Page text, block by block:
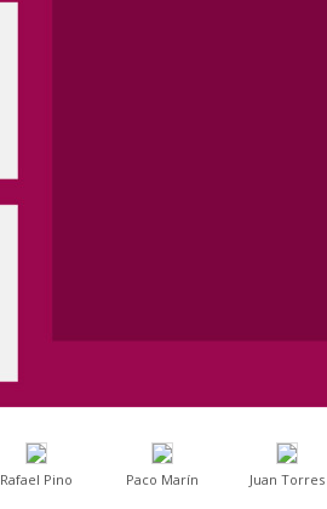
Rafael Pino Paco Marín Juan Torres